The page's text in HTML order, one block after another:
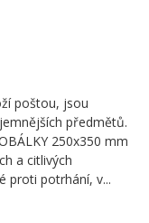
poštou, jsou
předmětů.
250x350 mm
a citlivých
proti potrhání, v...